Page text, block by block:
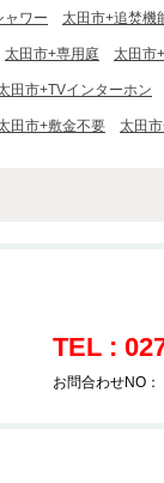
ャワー 太田市+追焚機
太田市+専用庭 太田市
田市+TVインターホン
田市+敷金不要 太田
TEL :
お問合わせNO：